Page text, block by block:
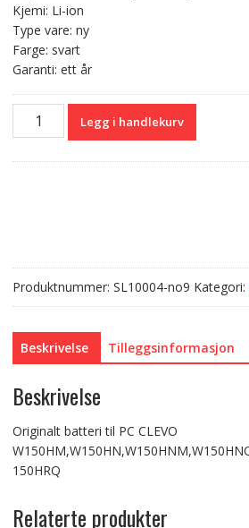
Kjemi: Li-ion
Type vare: ny
Farge: svart
Garanti: ett år
Originalt
batteri
Legg i handlekurv
Produktnummer: SL10004-no9 Kategori:
Beskrivelse Tilleggsinformasjon
Beskrivelse
Originalt batteri til PC CLEVO
150HRQ
Relaterte produkter